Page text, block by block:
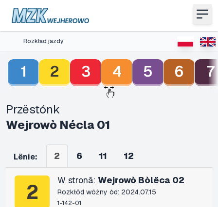
Rozkład jazdy
1 2 3 4 5 6 7
Przëstónk
Wejrowò Nécla 01
Lënie: 2 6 11 12
2 W stronã: Wejrowò Bòlëca 02
Rozkłôd wôżny òd: 2024.07.15
1-142-01